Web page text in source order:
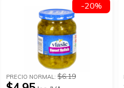
PRECIO NORMAL:$6.19
-20%